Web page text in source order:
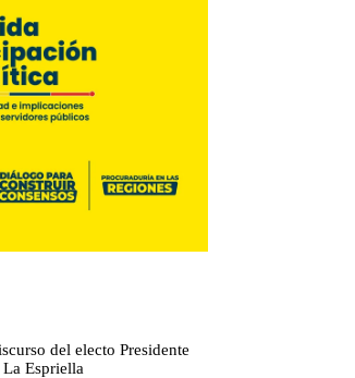
del electo Presidente
Espriella